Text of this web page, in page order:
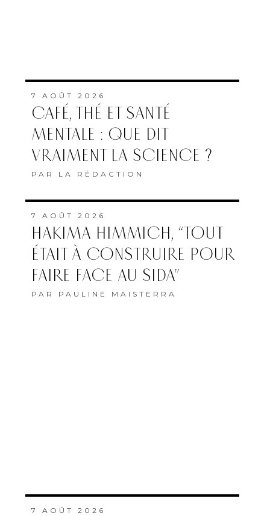
7 AOÛT 2026
CAFÉ, THÉ ET SANTÉ
MENTALE : QUE DIT
VRAIMENT LA SCIENCE ?
PAR LA RÉDACTION
7 AOÛT 2026
HAKIMA HIMMICH, “TOUT
ÉTAIT À CONSTRUIRE POUR
FAIRE FACE AU SIDA”
PAR PAULINE MAISTERRA
7 AOÛT 2026